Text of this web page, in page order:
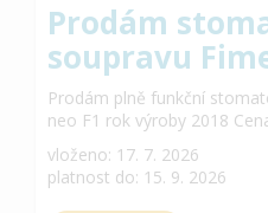
Prodám
soupravu
Prodám plně funkční
neo F1 rok výroby 2018
vloženo: 17. 7. 2026
platnost do: 15. 9. 2026